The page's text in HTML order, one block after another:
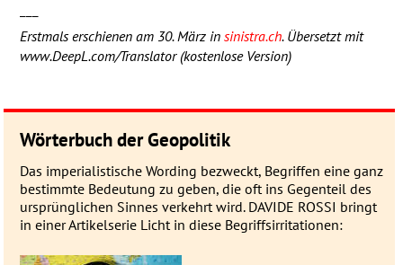
Erstmals erschienen am 30. März in sinistra.ch. Übersetzt mit
www.DeepL.com/Translator (kostenlose Version)
Wörterbuch der Geopolitik
Das imperialistische Wording be­zweckt, Be­grif­fen eine ganz
be­stimmte Be­deu­­tung zu geben, die oft ins Gegen­­teil des
ur­sprüng­­lichen Sin­nes ver­­kehrt wird. DAVIDE ROSSI bringt
in einer Artikel­serie Licht in diese Be­griffs­ir­ri­ta­tionen: